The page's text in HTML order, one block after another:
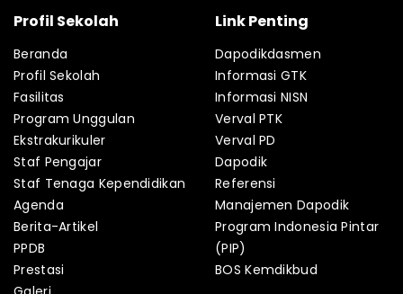
Profil Sekolah
Beranda
Profil Sekolah
Fasilitas
Program Unggulan
Ekstrakurikuler
Staf Pengajar
Staf Tenaga Kependidikan
Agenda
Berita-Artikel
PPDB
Prestasi
Link Penting
Dapodikdasmen
Informasi GTK
Informasi NISN
Verval PTK
Verval PD
Dapodik
Referensi
Manajemen Dapodik
Program Indonesia Pintar
(PIP)
BOS Kemdikbud